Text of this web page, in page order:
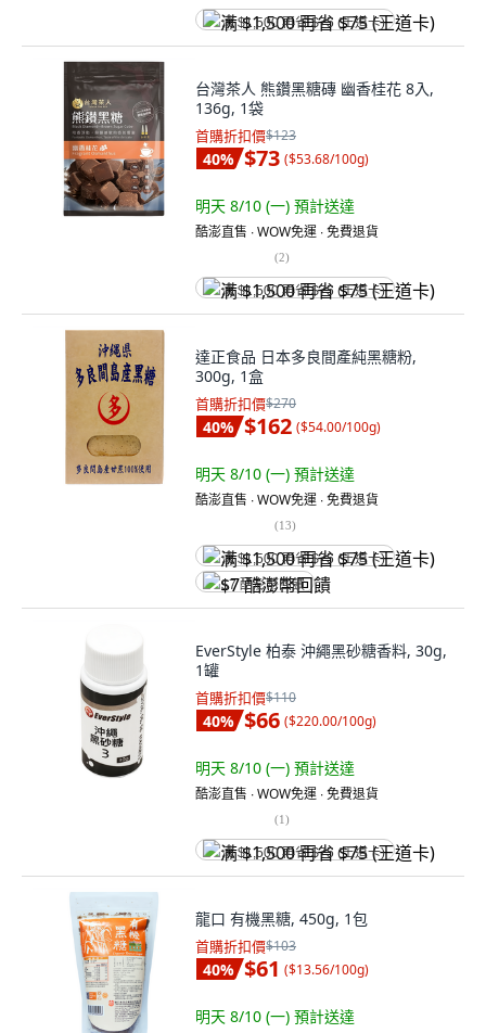
满 $1,500 再省 $75 (王道卡)
台灣茶人 熊鑽黑糖磚 幽香桂花 8入,
136g, 1袋
首購折扣價$123
40% $73 ($53.68/100g)
明天 8/10 (一) 預計送達
酷澎直售 ∙ WOW免運 ∙ 免費退貨
(2)
满 $1,500 再省 $75 (王道卡)
達正食品 日本多良間產純黑糖粉,
300g, 1盒
首購折扣價$270
40% $162 ($54.00/100g)
明天 8/10 (一) 預計送達
酷澎直售 ∙ WOW免運 ∙ 免費退貨
(13)
满 $1,500 再省 $75 (王道卡)
$7 酷澎幣回饋
EverStyle 柏泰 沖繩黑砂糖香料, 30g,
1罐
首購折扣價$110
40% $66 ($220.00/100g)
明天 8/10 (一) 預計送達
酷澎直售 ∙ WOW免運 ∙ 免費退貨
(1)
满 $1,500 再省 $75 (王道卡)
龍口 有機黑糖, 450g, 1包
首購折扣價$103
40% $61 ($13.56/100g)
明天 8/10 (一) 預計送達